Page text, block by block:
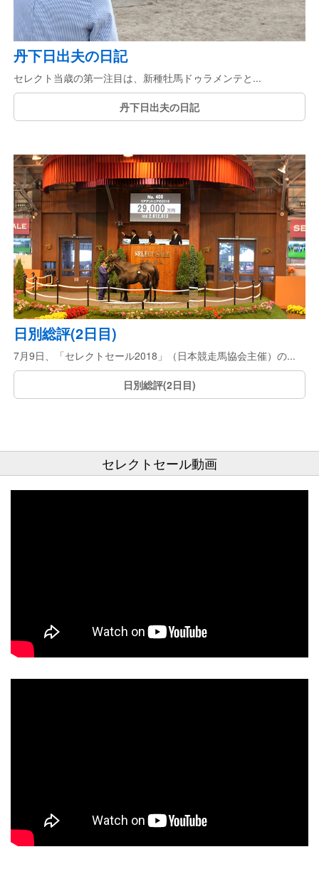
丹下日出夫の日記
セレクト当歳の第一注目は、新種牡馬ドゥラメンテと...
丹下日出夫の日記
日別総評(2日目)
7月9日、「セレクトセール2018」（日本競走馬協会主催）の...
日別総評(2日目)
セレクトセール動画